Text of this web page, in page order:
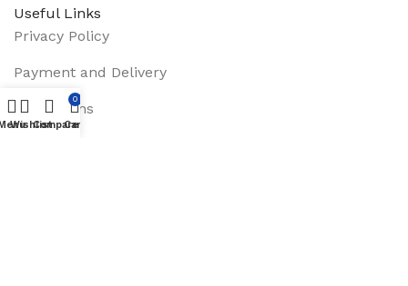
Useful Links
Privacy Policy
Payment and Delivery
Promotions
WishlistCompare
0
Cart